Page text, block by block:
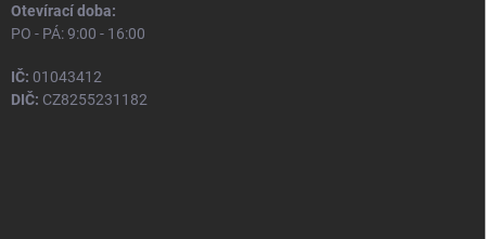
Otevírací doba:
PO - PÁ: 9:00 - 16:00
IČ: 01043412
DIČ: CZ8255231182